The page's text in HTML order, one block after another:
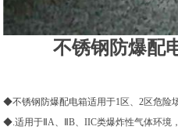
不锈钢防爆配
◆不锈钢防爆配电箱适用于1区、2区危险
◆.适用于ⅡA、ⅡB、IIC类爆炸性气体环境，